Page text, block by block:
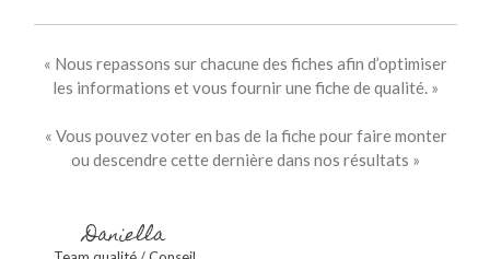
« Nous repassons sur chacune des fiches afin d’optimiser
les informations et vous fournir une fiche de qualité. »
« Vous pouvez voter en bas de la fiche pour faire monter
ou descendre cette dernière dans nos résultats »
Daniella